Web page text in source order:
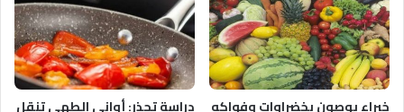
خبراء يوصون بخضراوات وفواكه دراسة تحذر: أواني الطهي تنقل